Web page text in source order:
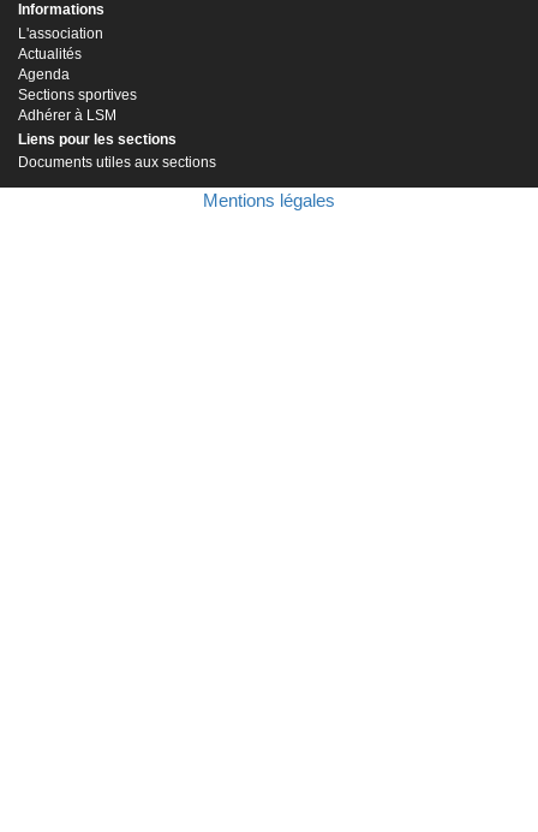
Informations
L'association
Actualités
Agenda
Sections sportives
Adhérer à LSM
Liens pour les sections
Documents utiles aux sections
Mentions légales